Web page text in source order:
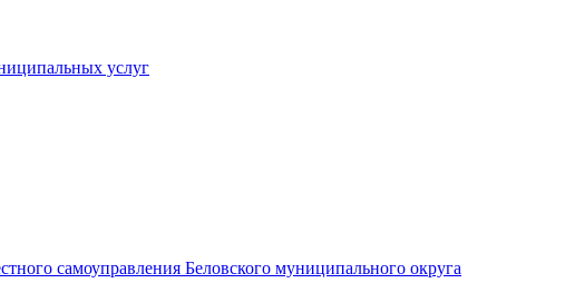
услуг
самоуправления Беловского муниципального округа